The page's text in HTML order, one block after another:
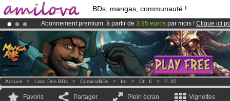
BDs, mangas, communauté !
Abonnement premium: à partir de 3.95 euros par mois ! Clique ici
Déjà 134393membreset 1208BDs & Mangas!
LeKickstarter Amilova est désormais lancé
Accueil > Liste Des BDs > Comics/BDs > Ire > Ch. 6 > P. 35
Favoris Partager Plein écran Vignettes